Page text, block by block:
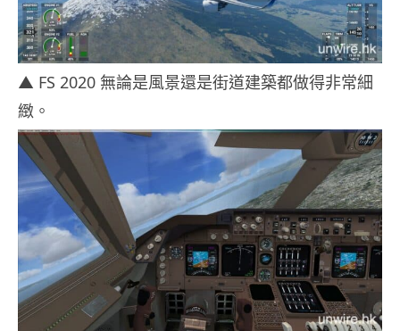
▲ FS 2020 無論是風景還是街道建築都做得非常細
緻。